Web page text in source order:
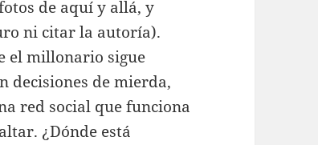
de aquí y allá, y
ni citar la autoría).
el millonario sigue
decisiones de mierda,
red social que funciona
¿Dónde está